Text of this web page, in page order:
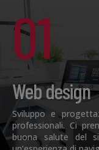
01
Web design
Sviluppo e
professionali. Ci
buona salute del